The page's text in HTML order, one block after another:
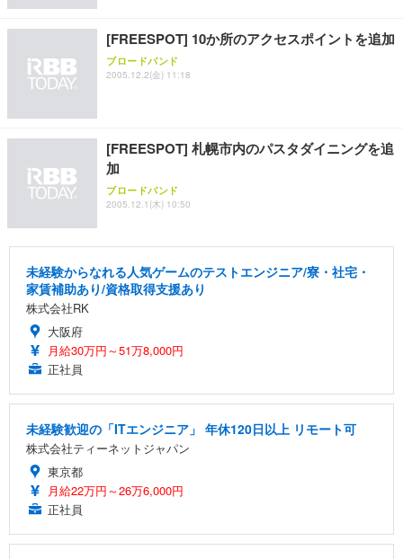
ョン PCチェア 通気性メッシュ ゲーミング/勉強/事
務用 おしゃれ パソコンチェア (ホワイト)
ANDWINT オフィスチェア デスクチェア 肘なし メ
【MiniLED/24.5inch/280Hz/FHD】GRAPHT THE S
アイリスオーヤマ ペットシーツ 超厚型 お徳用 レギ
[FREESPOT] 10か所のアクセスポイントを追加
ブロードバンド
2005.12.2(金) 11:18
[FREESPOT] 札幌市内のパスタダイニングを追
加
ブロードバンド
2005.12.1(木) 10:50
未経験からなれる人気ゲームのテストエンジニア/寮・社宅・
家賃補助あり/資格取得支援あり
株式会社RK
大阪府
月給30万円～51万8,000円
正社員
未経験歓迎の「ITエンジニア」 年休120日以上 リモート可
株式会社ティーネットジャパン
東京都
月給22万円～26万6,000円
正社員